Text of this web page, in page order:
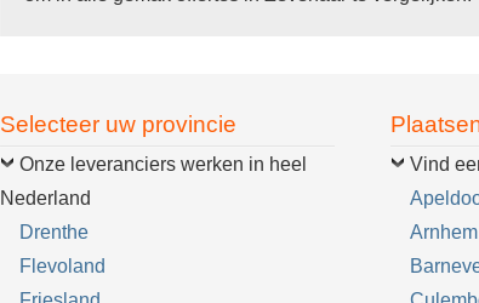
Selecteer uw provincie
Onze leveranciers werken in heel
Nederland
Drenthe
Flevoland
Vind
Arnhem